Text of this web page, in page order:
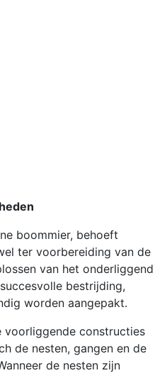
boommier, behoeft
ter voorbereiding van de
van het onderliggend
bestrijding,
worden aangepakt.
voorliggende constructies
de nesten, gangen en de
de nesten zijn